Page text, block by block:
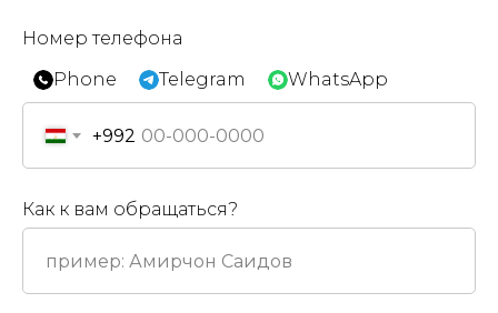
Номер телефона
Phone
Telegram WhatsApp
+992
Как к вам обращаться?